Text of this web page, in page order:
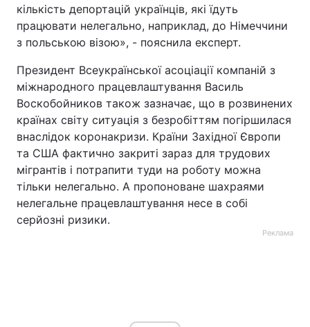
кількість депортацій українців, які їдуть
працювати нелегально, наприклад, до Німеччини
з польською візою», - пояснила експерт.
Президент Всеукраїнської асоціації компаній з
міжнародного працевлаштування Василь
Воскобойников також зазначає, що в розвинених
країнах світу ситуація з безробіттям погіршилася
внаслідок коронакризи. Країни Західної Європи
та США фактично закриті зараз для трудових
мігрантів і потрапити туди на роботу можна
тільки нелегально. А пропоноване шахраями
нелегальне працевлаштування несе в собі
серйозні ризики.
Реклама